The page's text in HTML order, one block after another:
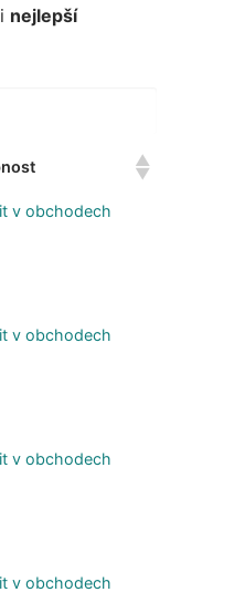
nejlepší
v obchodech
v obchodech
v obchodech
v obchodech